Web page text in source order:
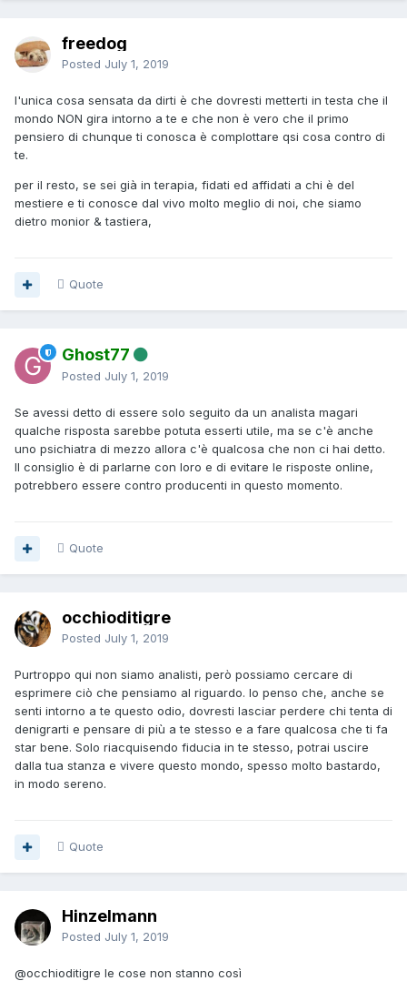
freedog
Posted July 1, 2019
l'unica cosa sensata da dirti è che dovresti metterti in testa che il
mondo NON gira intorno a te e che non è vero che il primo
pensiero di chunque ti conosca è complottare qsi cosa contro di
te.
per il resto, se sei già in terapia, fidati ed affidati a chi è del
mestiere e ti conosce dal vivo molto meglio di noi, che siamo
dietro monior & tastiera,
Quote
Ghost77
Posted July 1, 2019
Se avessi detto di essere solo seguito da un analista magari
qualche risposta sarebbe potuta esserti utile, ma se c'è anche
uno psichiatra di mezzo allora c'è qualcosa che non ci hai detto.
Il consiglio è di parlarne con loro e di evitare le risposte online,
potrebbero essere contro producenti in questo momento.
Quote
occhioditigre
Posted July 1, 2019
Purtroppo qui non siamo analisti, però possiamo cercare di
esprimere ciò che pensiamo al riguardo. Io penso che, anche se
senti intorno a te questo odio, dovresti lasciar perdere chi tenta di
denigrarti e pensare di più a te stesso e a fare qualcosa che ti fa
star bene. Solo riacquisendo fiducia in te stesso, potrai uscire
dalla tua stanza e vivere questo mondo, spesso molto bastardo,
in modo sereno.
Quote
Hinzelmann
Posted July 1, 2019
@occhioditigre le cose non stanno così